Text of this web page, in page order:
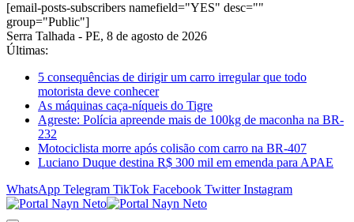
[email-posts-subscribers namefield="YES" desc=""
group="Public"]
Serra Talhada - PE, 8 de agosto de 2026
Últimas:
5 consequências de dirigir um carro irregular que todo
motorista deve conhecer
As máquinas caça-níqueis do Tigre
Agreste: Polícia apreende mais de 100kg de maconha na BR-
232
Motociclista morre após colisão com carro na BR-407
Luciano Duque destina R$ 300 mil em emenda para APAE
WhatsApp Telegram TikTok Facebook Twitter Instagram